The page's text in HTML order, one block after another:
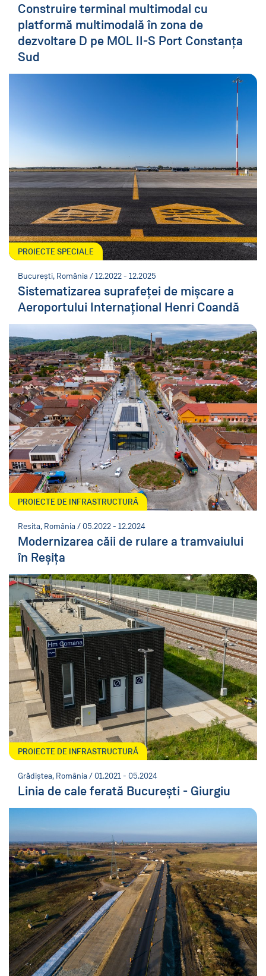
Construire terminal multimodal cu
platformă multimodală în zona de
dezvoltare D pe MOL II-S Port Constanța
Sud
PROIECTE SPECIALE
București, România / 12.2022 - 12.2025
Sistematizarea suprafeței de mișcare a
Aeroportului Internațional Henri Coandă
PROIECTE DE INFRASTRUCTURĂ
Resita, România / 05.2022 - 12.2024
Modernizarea căii de rulare a tramvaiului
în Reșița
PROIECTE DE INFRASTRUCTURĂ
Grădiștea, România / 01.2021 - 05.2024
Linia de cale ferată București - Giurgiu